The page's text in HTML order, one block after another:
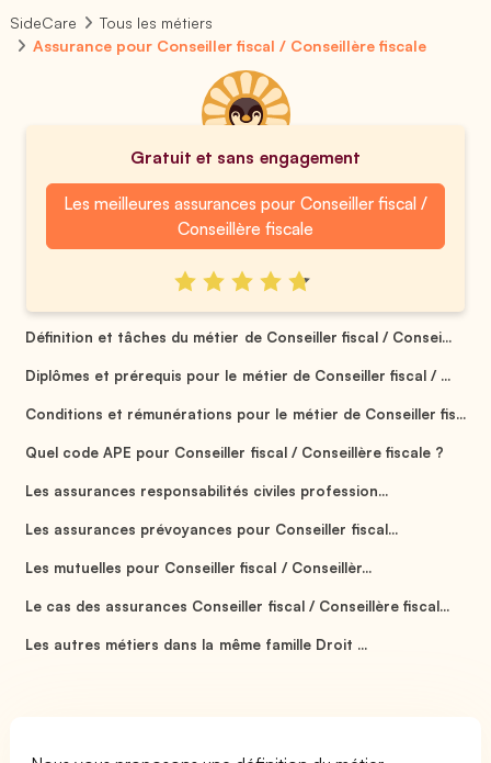
SideCare
Tous les métiers
Assurance pour Conseiller fiscal / Conseillère fiscale
Gratuit et sans engagement
Les meilleures assurances pour Conseiller fiscal /
Conseillère fiscale
Définition et tâches du métier de Conseiller fiscal / Consei...
Diplômes et prérequis pour le métier de Conseiller fiscal / ...
Conditions et rémunérations pour le métier de Conseiller fis...
Quel code APE pour Conseiller fiscal / Conseillère fiscale ?
Les assurances responsabilités civiles profession...
Les assurances prévoyances pour Conseiller fiscal...
Les mutuelles pour Conseiller fiscal / Conseillèr...
Le cas des assurances Conseiller fiscal / Conseillère fiscal...
Les autres métiers dans la même famille Droit ...